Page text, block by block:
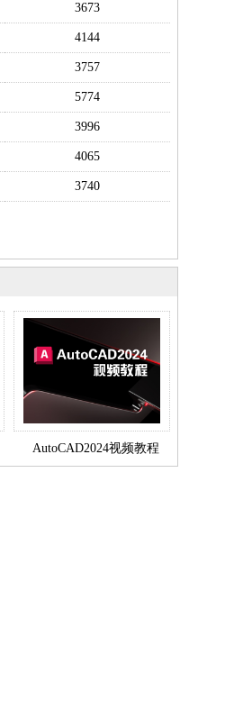
3673
4144
3757
5774
3996
4065
3740
AutoCAD2024视频教程